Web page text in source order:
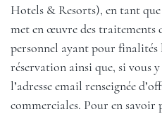
Hotels & Resorts), en tant
met en œuvre des traitements
personnel ayant pour
réservation ainsi que, si vous y
l’adresse email renseignée
commerciales. Pour en savoir